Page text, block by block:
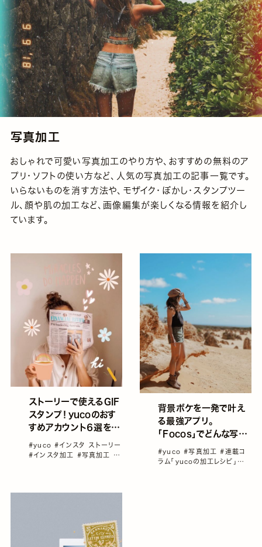
写真加工
おしゃれで可愛い写真加工のやり方や、おすすめの無料のア
プリ・ソフトの使い方など、人気の写真加工の記事一覧です。
いらないものを消す方法や、モザイク・ぼかし・スタンプツー
ル、顔や肌の加工など、画像編集が楽しくなる情報を紹介し
ています。
ストーリーで使えるGIF
スタンプ！yucoのおす
すめアカウント６選をご
紹介。／yucoの加工レ
シピ Vol.30
#yuco#インスタ ストーリー
#インスタ加工 #写真加工
#
背景ボケを一発で叶え
る最強アプリ。
「Focos」でどんな写真
もボケ味のあるプロが
撮った様な写真に変
#yuco#写真加工#連載コ
ラム「yucoの加工レシピ」